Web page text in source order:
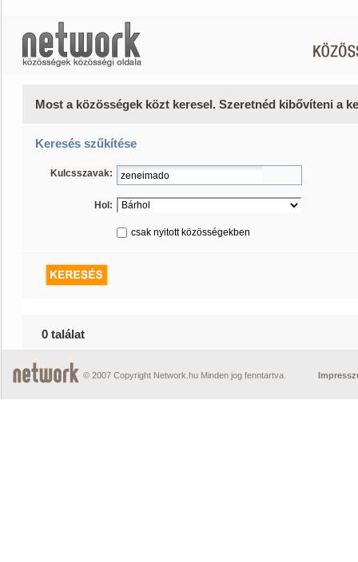
Most a közösségek közt keresel. Szeretnéd kibővíteni a
Keresés szűkítése
Kulcsszavak:
Hol:
csak nyitott közösségekben
0 találat
© 2007 Copyright Network.hu Minden jog fenntartva.